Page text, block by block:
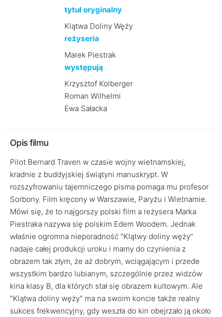
tytuł oryginalny
Klątwa Doliny Węży
reżyseria
Marek Piestrak
występują
Krzysztof Kolberger
Roman Wilhelmi
Ewa Sałacka
Opis filmu
Pilot Bernard Traven w czasie wojny wietnamskiej,
kradnie z buddyjskiej świątyni manuskrypt. W
rozszyfrowaniu tajemniczego pisma pomaga mu profesor
Sorbony. Film kręcony w Warszawie, Paryżu i Wietnamie.
Mówi się, że to najgorszy polski film a reżysera Marka
Piestraka nazywa się polskim Edem Woodem. Jednak
właśnie ogromna nieporadność "Klątwy doliny węży"
nadaje całej produkcji uroku i mamy do czynienia z
obrazem tak złym, że aż dobrym, wciągającym i przede
wszystkim bardzo lubianym, szczególnie przez widzów
kina klasy B, dla których stał się obrazem kultowym. Ale
"Klątwa doliny węży" ma na swoim koncie także realny
sukces frekwencyjny, gdy weszła do kin obejrzało ją około